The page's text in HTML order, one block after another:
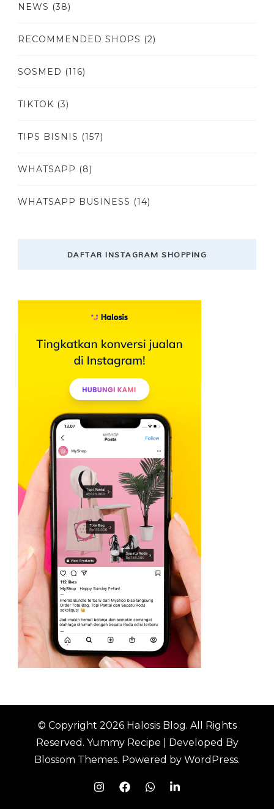
NEWS (38)
RECOMMENDED SHOPS (2)
SOSMED (116)
TIKTOK (3)
TIPS BISNIS (157)
WHATSAPP (8)
WHATSAPP BUSINESS (14)
DAFTAR INSTAGRAM SHOPPING
© Copyright 2026 Halosis Blog. All Rights
Reserved. Yummy Recipe | Developed By
Blossom Themes. Powered by WordPress.